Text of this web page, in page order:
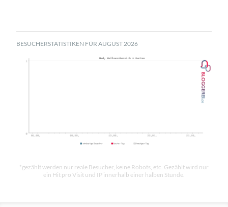
BESUCHERSTATISTIKEN FÜR AUGUST 2026
*gezählt werden nur reale Besucher, keine Robots, etc. Gezählt wird nur
ein Hit pro Visit und IP innerhalb einer halben Stunde.